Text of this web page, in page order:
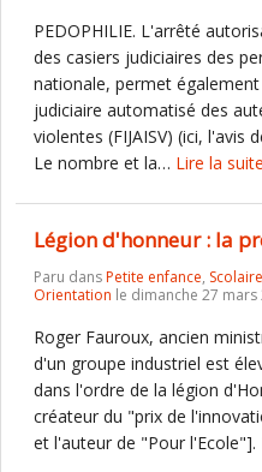
PEDOPHILIE. L'arrêté
des casiers judiciaires des
nationale, permet
judiciaire automatisé des
violentes (FIJAISV) (ici, l'avis
Le nombre et la… Lire la suite
Légion d'honneur : la
Paru dansPetite enfance, Scolaire
Orientation le dimanche 27 mars
Roger Fauroux, ancien
d'un groupe industriel est
dans l'ordre de la légion
créateur du "prix de
et l'auteur de "Pour l'Ecole"].